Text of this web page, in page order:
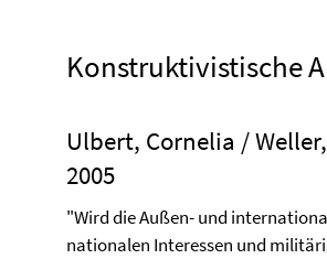
Konstruktivistische
Ulbert, Cornelia /
2005
"Wird die Außen- und
nationalen Interessen und